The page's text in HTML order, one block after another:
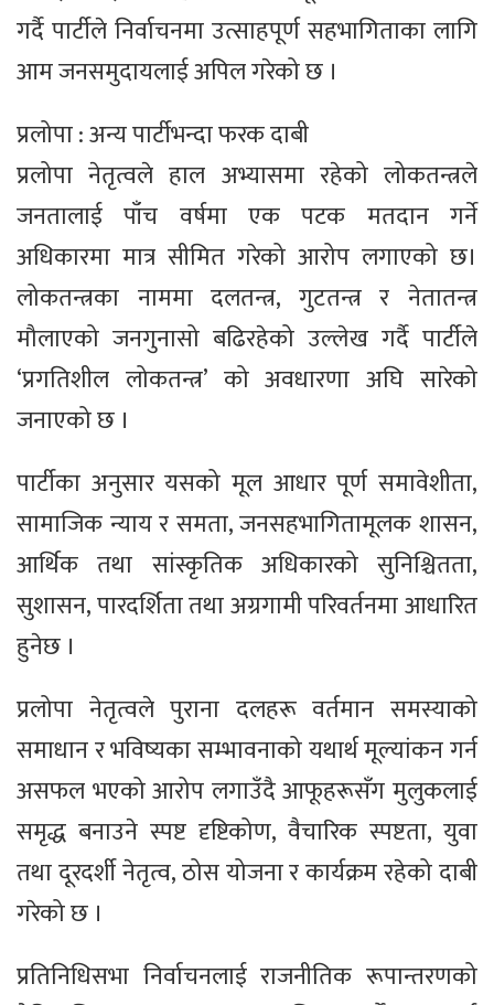
गर्दै पार्टीले निर्वाचनमा उत्साहपूर्ण सहभागिताका लागि
आम जनसमुदायलाई अपिल गरेको छ ।
प्रलोपा : अन्य पार्टीभन्दा फरक दाबी
प्रलोपा नेतृत्वले हाल अभ्यासमा रहेको लोकतन्त्रले
जनतालाई पाँच वर्षमा एक पटक मतदान गर्ने
अधिकारमा मात्र सीमित गरेको आरोप लगाएको छ।
लोकतन्त्रका नाममा दलतन्त्र, गुटतन्त्र र नेतातन्त्र
मौलाएको जनगुनासो बढिरहेको उल्लेख गर्दै पार्टीले
‘प्रगतिशील लोकतन्त्र’ को अवधारणा अघि सारेको
जनाएको छ ।
पार्टीका अनुसार यसको मूल आधार पूर्ण समावेशीता,
सामाजिक न्याय र समता, जनसहभागितामूलक शासन,
आर्थिक तथा सांस्कृतिक अधिकारको सुनिश्चितता,
सुशासन, पारदर्शिता तथा अग्रगामी परिवर्तनमा आधारित
हुनेछ ।
प्रलोपा नेतृत्वले पुराना दलहरू वर्तमान समस्याको
समाधान र भविष्यका सम्भावनाको यथार्थ मूल्यांकन गर्न
असफल भएको आरोप लगाउँदै आफूहरूसँग मुलुकलाई
समृद्ध बनाउने स्पष्ट दृष्टिकोण, वैचारिक स्पष्टता, युवा
तथा दूरदर्शी नेतृत्व, ठोस योजना र कार्यक्रम रहेको दाबी
गरेको छ ।
प्रतिनिधिसभा निर्वाचनलाई राजनीतिक रूपान्तरणको